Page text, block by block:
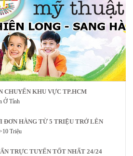
CHUYỂN KHU VỰC TP.HCM
Ở Tỉnh
ĐƠN HÀNG TỪ 5 TRIỆU TRỞ LÊN
Triệu
TRỰC TUYẾN TỐT NHẤT 24/24